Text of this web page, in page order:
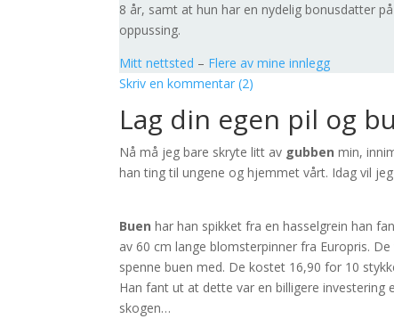
8 år, samt at hun har en nydelig bonusdatter
oppussing.
Mitt nettsted – Flere av mine innlegg
Skriv en kommentar (2)
Lag din egen pil og
Nå må jeg bare skryte litt av gubben min,
han ting til ungene og hjemmet vårt. Idag vil
Buenhar han spikket fra en hasselgrein han
av 60 cm lange blomsterpinner fra Europris.
spenne buen med. De kostet 16,90 for 10
Han fant ut at dette var en billigere
skogen…